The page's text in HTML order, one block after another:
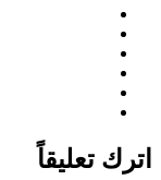
اترك تعليقاً